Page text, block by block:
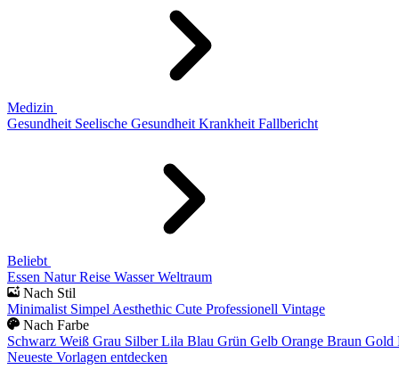
Medizin
Gesundheit Seelische Gesundheit Krankheit Fallbericht
Beliebt
Essen Natur Reise Wasser Weltraum
Nach Stil
Minimalist Simpel Aesthethic Cute Professionell Vintage
Nach Farbe
Schwarz Weiß Grau Silber Lila Blau Grün Gelb Orange Braun Gold
Neueste Vorlagen entdecken